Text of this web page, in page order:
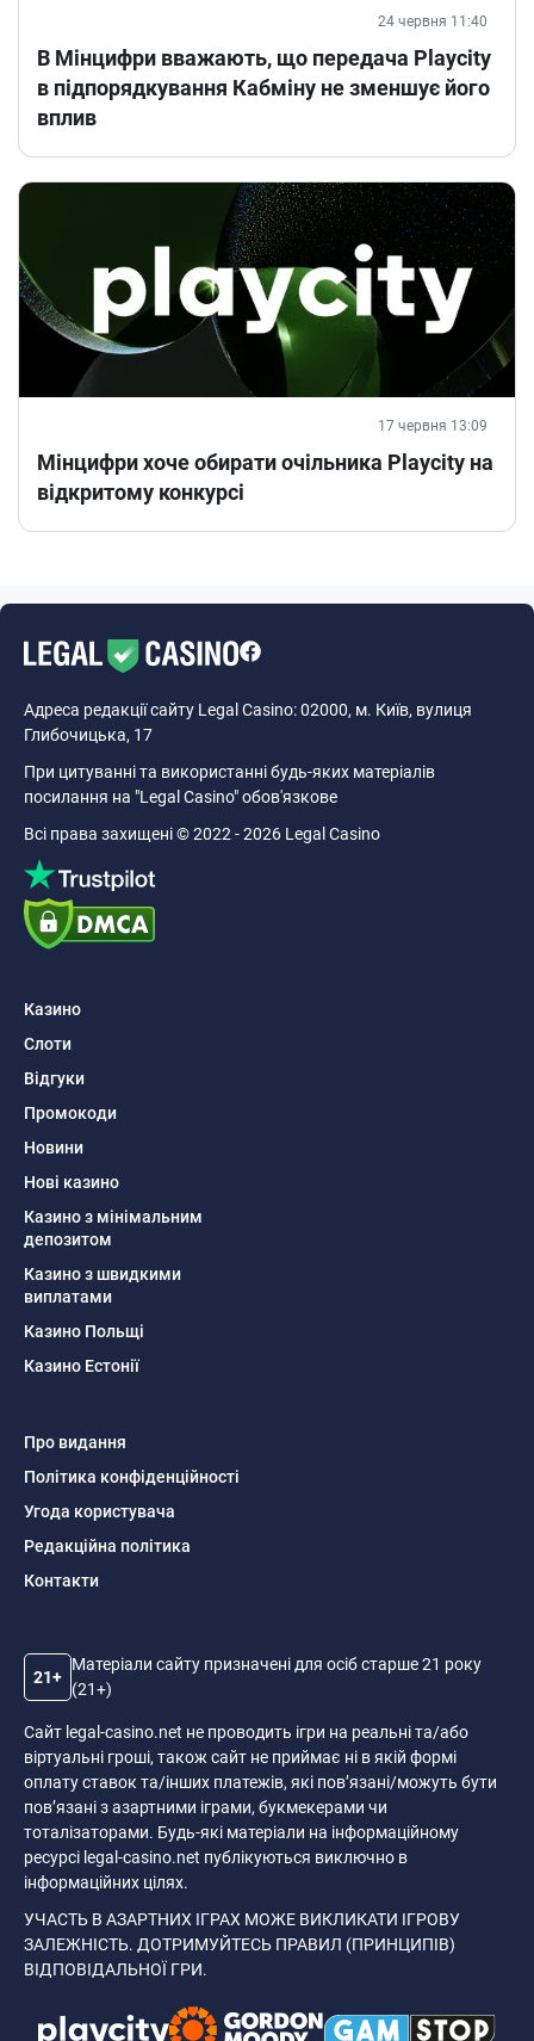
24 червня 11:40
В Мінцифри вважають, що передача Playcity
в підпорядкування Кабміну не зменшує його
вплив
17 червня 13:09
Мінцифри хоче обирати очільника Playcity на
відкритому конкурсі
Адреса редакції сайту Legal Casino: 02000, м. Київ, вулиця
Глибочицька, 17
При цитуванні та використанні будь-яких матеріалів
посилання на "Legal Casino" обов'язкове
Всі права захищені © 2022 - 2026 Legal Casino
Казино
Слоти
Відгуки
Промокоди
Новини
Нові казино
Казино з мінімальним
депозитом
Казино з швидкими
виплатами
Казино Польщі
Казино Естонії
Про видання
Політика конфіденційності
Угода користувача
Редакційна політика
Контакти
21+
Матеріали сайту призначені для осіб старше 21 року
(21+)
Сайт legal-casino.net не проводить ігри на реальні та/або
віртуальні гроші, також сайт не приймає ні в якій формі
оплату ставок та/інших платежів, які пов’язані/можуть бути
пов’язані з азартними іграми, букмекерами чи
тоталізаторами. Будь-які матеріали на інформаційному
ресурсі legal-casino.net публікуються виключно в
інформаційних цілях.
УЧАСТЬ В АЗАРТНИХ ІГРАХ МОЖЕ ВИКЛИКАТИ ІГРОВУ
ЗАЛЕЖНІСТЬ. ДОТРИМУЙТЕСЬ ПРАВИЛ (ПРИНЦИПІВ)
ВІДПОВІДАЛЬНОЇ ГРИ.